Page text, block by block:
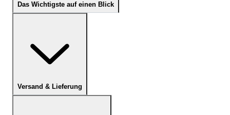
Das Wichtigste auf einen Blick
Versand & Lieferung